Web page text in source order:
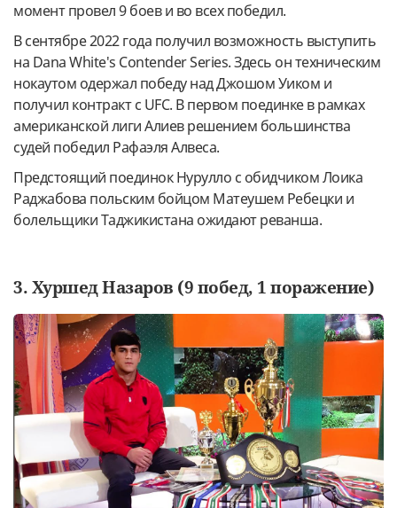
момент провел 9 боев и во всех победил.
В сентябре 2022 года получил возможность выступить
на Dana White's Contender Series. Здесь он техническим
нокаутом одержал победу над Джошом Уиком и
получил контракт с UFС. В первом поединке в рамках
американской лиги Алиев решением большинства
судей победил Рафаэля Алвеса.
Предстоящий поединок Нурулло с обидчиком Лоика
Раджабова польским бойцом Матеушем Ребецки и
болельщики Таджикистана ожидают реванша.
3. Хуршед Назаров (9 побед, 1 поражение)